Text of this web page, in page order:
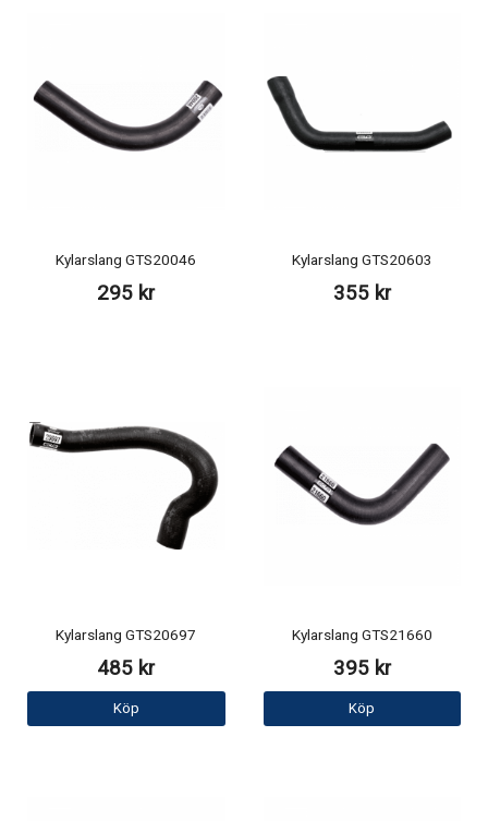
Kylarslang GTS20046
295 kr
Kylarslang GTS20603
355 kr
Kylarslang GTS20697
485 kr
Köp
Kylarslang GTS21660
395 kr
Köp